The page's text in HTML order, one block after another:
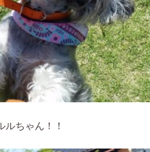
ちゃん！！